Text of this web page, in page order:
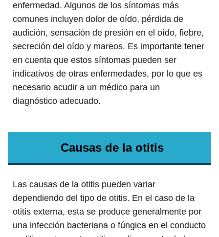
enfermedad. Algunos de los síntomas más
comunes incluyen dolor de oído, pérdida de
audición, sensación de presión en el oído, fiebre,
secreción del oído y mareos. Es importante tener
en cuenta que estos síntomas pueden ser
indicativos de otras enfermedades, por lo que es
necesario acudir a un médico para un
diagnóstico adecuado.
Causas de la otitis
Las causas de la otitis pueden variar
dependiendo del tipo de otitis. En el caso de la
otitis externa, esta se produce generalmente por
una infección bacteriana o fúngica en el conducto